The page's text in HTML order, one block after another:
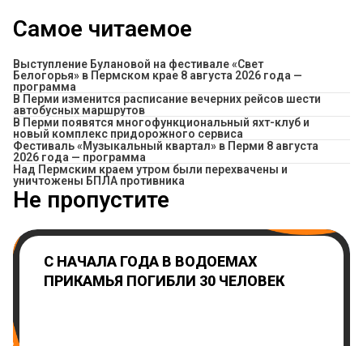
Самое читаемое
Выступление Булановой на фестивале «Свет
Белогорья» в Пермском крае 8 августа 2026 года —
программа
​В Перми изменится расписание вечерних рейсов шести
автобусных маршрутов
В Перми появятся многофункциональный яхт-клуб и
новый комплекс придорожного сервиса
Фестиваль «Музыкальный квартал» в Перми 8 августа
2026 года — программа
Над Пермским краем утром были перехвачены и
уничтожены БПЛА противника
Не пропустите
С НАЧАЛА ГОДА В ВОДОЕМАХ
ПРИКАМЬЯ ПОГИБЛИ 30 ЧЕЛОВЕК